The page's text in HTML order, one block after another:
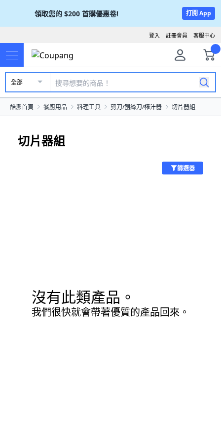
領取您的 $200 首購優惠卷! 打開 App
客服中心
註冊會員
登入
全部
酷澎首頁 餐廚用品 料理工具 剪刀/刨絲刀/榨汁器 切片器組
切片器組
篩選器
沒有此類產品。
我們很快就會帶著優質的產品回來。